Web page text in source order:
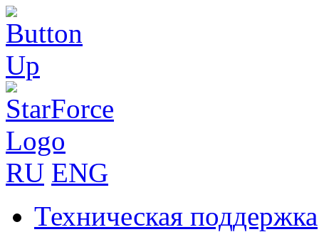
RU ENG
Техническая поддержка